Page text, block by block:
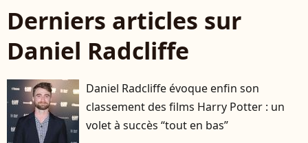
Derniers articles sur
Daniel Radcliffe
Daniel Radcliffe évoque enfin son
classement des films Harry Potter : un
volet à succès “tout en bas”